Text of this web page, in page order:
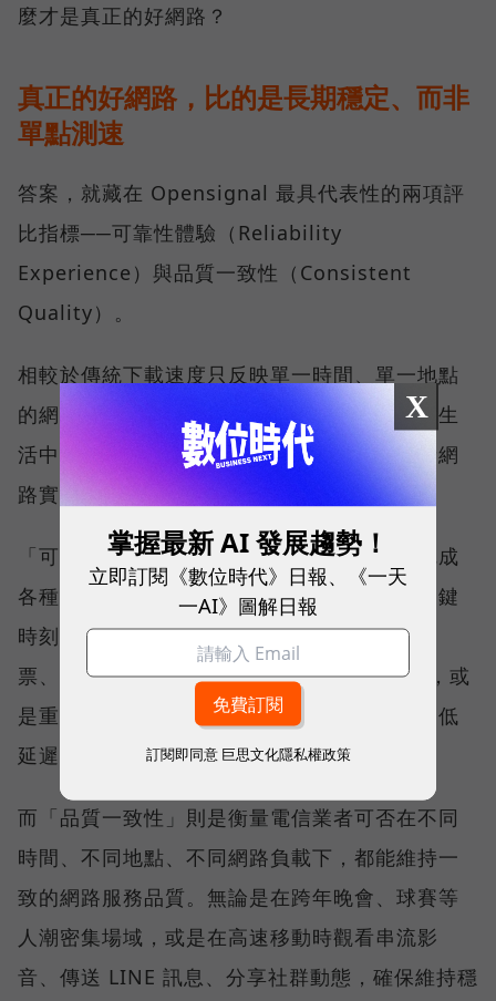
麼才是真正的好網路？
真正的好網路，比的是長期穩定、而非
單點測速
答案，就藏在 Opensignal 最具代表性的兩項評
比指標──可靠性體驗（Reliability
Experience）與品質一致性（Consistent
Quality）。
相較於傳統下載速度只反映單一時間、單一地點
的網路表現，這兩項指標更重視使用者在真實生
活中的整體體驗，因此也是最能反映電信業者網
路實力、最難取得的獎項。
「可靠性體驗」衡量的是使用者是否能順利完成
各種數位應用，因此，考驗的是網路服務在關鍵
時刻不中斷的能力。例如，搶購熱門演唱會門
票、秒殺限量商品、超商結帳掃描 QR Code，或
是重要的線上會議，都需要網路能即時回應、低
延遲且持續運作。
而「品質一致性」則是衡量電信業者可否在不同
時間、不同地點、不同網路負載下，都能維持一
致的網路服務品質。無論是在跨年晚會、球賽等
人潮密集場域，或是在高速移動時觀看串流影
音、傳送 LINE 訊息、分享社群動態，確保維持穩
X
掌握最新 AI 發展趨勢！
立即訂閱《數位時代》日報、《一天
一AI》圖解日報
訂閱即同意 巨思文化隱私權政策